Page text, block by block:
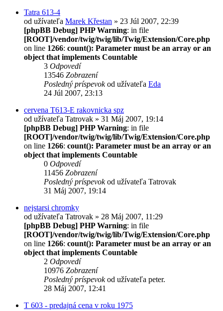
Tatra 613-4
od užívateľa Marek Křestan » 23 Júl 2007, 22:39
[phpBB Debug] PHP Warning: in file
[ROOT]/vendor/twig/twig/lib/Twig/Extension/Core.php
on line 1266: count(): Parameter must be an array or an
object that implements Countable
3 Odpovedí
13546 Zobrazení
Posledný príspevokod užívateľa Eda
24 Júl 2007, 23:13
cervena T613-E rakovnicka spz
od užívateľa Tatrovak » 31 Máj 2007, 19:14
[phpBB Debug] PHP Warning: in file
[ROOT]/vendor/twig/twig/lib/Twig/Extension/Core.php
on line 1266: count(): Parameter must be an array or an
object that implements Countable
0 Odpovedí
11456 Zobrazení
Posledný príspevokod užívateľa Tatrovak
31 Máj 2007, 19:14
nejstarsi chromky
od užívateľa Tatrovak » 28 Máj 2007, 11:29
[phpBB Debug] PHP Warning: in file
[ROOT]/vendor/twig/twig/lib/Twig/Extension/Core.php
on line 1266: count(): Parameter must be an array or an
object that implements Countable
2 Odpovedí
10976 Zobrazení
Posledný príspevokod užívateľa peter.
28 Máj 2007, 12:41
T 603 - predajná cena v roku 1975